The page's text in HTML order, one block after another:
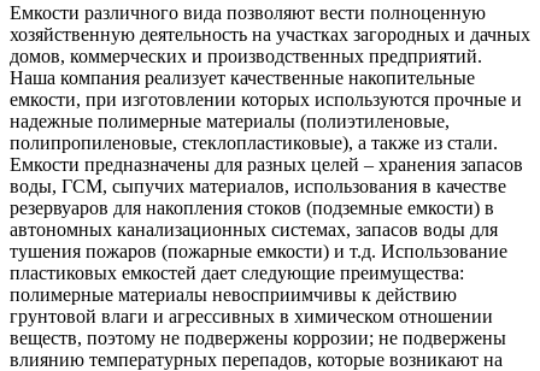
Емкости различного вида позволяют вести полноценную
хозяйственную деятельность на участках загородных и дачных
домов, коммерческих и производственных предприятий.
Наша компания реализует качественные накопительные
емкости, при изготовлении которых используются прочные и
надежные полимерные материалы (полиэтиленовые,
полипропиленовые, стеклопластиковые), а также из стали.
Емкости предназначены для разных целей – хранения запасов
воды, ГСМ, сыпучих материалов, использования в качестве
резервуаров для накопления стоков (подземные емкости) в
автономных канализационных системах, запасов воды для
тушения пожаров (пожарные емкости) и т.д. Использование
пластиковых емкостей дает следующие преимущества:
полимерные материалы невосприимчивы к действию
грунтовой влаги и агрессивных в химическом отношении
веществ, поэтому не подвержены коррозии; не подвержены
влиянию температурных перепадов, которые возникают на